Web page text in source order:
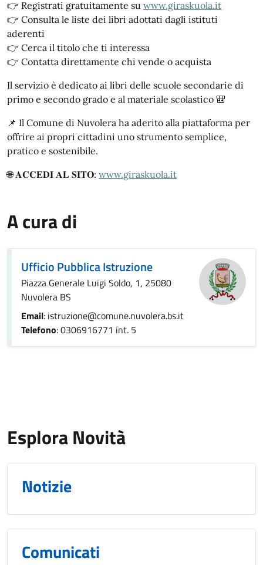
👉 Registrati gratuitamente su www.giraskuola.it
👉 Consulta le liste dei libri adottati dagli istituti
aderenti
👉 Cerca il titolo che ti interessa
👉 Contatta direttamente chi vende o acquista
Il servizio è dedicato ai libri delle scuole secondarie di
primo e secondo grado e al materiale scolastico 🎒
📌 Il Comune di Nuvolera ha aderito alla piattaforma per
offrire ai propri cittadini uno strumento semplice,
pratico e sostenibile.
🌐 𝐀𝐂𝐂𝐄𝐃𝐈 𝐀𝐋 𝐒𝐈𝐓𝐎: www.giraskuola.it
A cura di
Ufficio Pubblica Istruzione
Piazza Generale Luigi Soldo, 1, 25080
Nuvolera BS
Email: istruzione@comune.nuvolera.bs.it
Telefono: 0306916771 int. 5
Esplora Novità
Notizie
Comunicati